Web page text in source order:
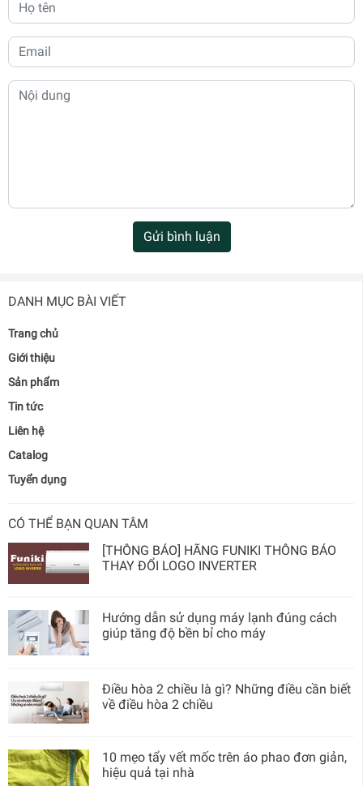
DANH MỤC BÀI VIẾT
Trang chủ
Giới thiệu
Sản phẩm
Tin tức
Liên hệ
Catalog
Tuyển dụng
CÓ THỂ BẠN QUAN TÂM
[THÔNG BÁO] HÃNG FUNIKI THÔNG BÁO
THAY ĐỔI LOGO INVERTER
Hướng dẫn sử dụng máy lạnh đúng cách
giúp tăng độ bền bỉ cho máy
Điều hòa 2 chiều là gì? Những điều cần biết
về điều hòa 2 chiều
10 mẹo tẩy vết mốc trên áo phao đơn giản,
hiệu quả tại nhà
Gửi bình luận